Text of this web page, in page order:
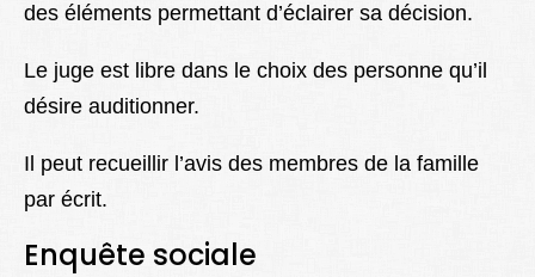
des éléments permettant d’éclairer sa décision.
Le juge est libre dans le choix des personne qu’il
désire auditionner.
Il peut recueillir l’avis des membres de la famille
par écrit.
Enquête sociale